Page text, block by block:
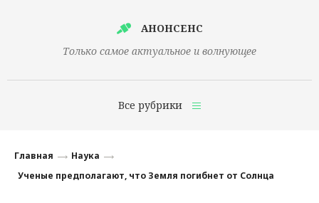
АНОНСЕНС
Только самое актуальное и волнующее
Все рубрики
Финансы
Главная
Наука
Ученые предполагают, что Земля погибнет от Солнца